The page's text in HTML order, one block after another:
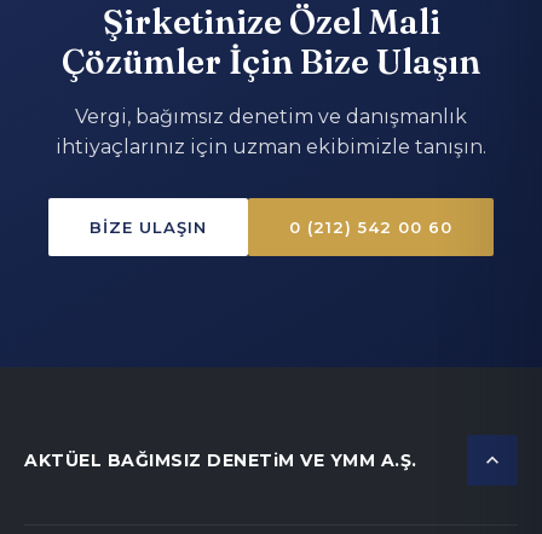
Şirketinize Özel Mali
Çözümler İçin Bize Ulaşın
Vergi, bağımsız denetim ve danışmanlık
ihtiyaçlarınız için uzman ekibimizle tanışın.
BIZE ULAŞIN 0 (212) 542 00 60
AKTÜEL BAĞIMSIZ DENETiM VE YMM A.Ş.